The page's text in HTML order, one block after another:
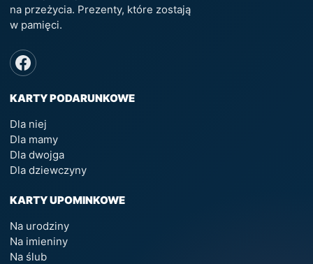
na przeżycia. Prezenty, które zostają
w pamięci.
KARTY PODARUNKOWE
Dla niej
Dla mamy
Dla dwojga
Dla dziewczyny
KARTY UPOMINKOWE
Na urodziny
Na imieniny
Na ślub